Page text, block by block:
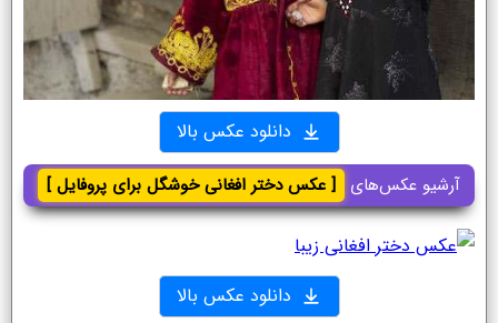
دانلود عکس بالا
آرشیو عکس‌های [ عکس دختر افغانی خوشگل برای پروفایل ]
دانلود عکس بالا